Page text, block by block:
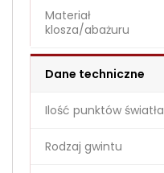
Materiał
klosza/abażuru
Dane techniczne
Ilość punktów światła
Rodzaj gwintu